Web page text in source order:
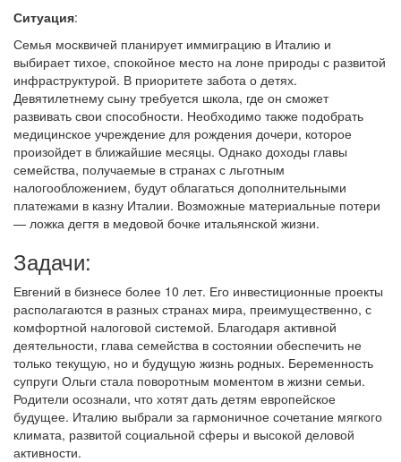
Ситуация:
Семья москвичей планирует иммиграцию в Италию и
выбирает тихое, спокойное место на лоне природы с развитой
инфраструктурой. В приоритете забота о детях.
Девятилетнему сыну требуется школа, где он сможет
развивать свои способности. Необходимо также подобрать
медицинское учреждение для рождения дочери, которое
произойдет в ближайшие месяцы. Однако доходы главы
семейства, получаемые в странах с льготным
налогообложением, будут облагаться дополнительными
платежами в казну Италии. Возможные материальные потери
— ложка дегтя в медовой бочке итальянской жизни.
Задачи:
Евгений в бизнесе более 10 лет. Его инвестиционные проекты
располагаются в разных странах мира, преимущественно, с
комфортной налоговой системой. Благодаря активной
деятельности, глава семейства в состоянии обеспечить не
только текущую, но и будущую жизнь родных. Беременность
супруги Ольги стала поворотным моментом в жизни семьи.
Родители осознали, что хотят дать детям европейское
будущее. Италию выбрали за гармоничное сочетание мягкого
климата, развитой социальной сферы и высокой деловой
активности.